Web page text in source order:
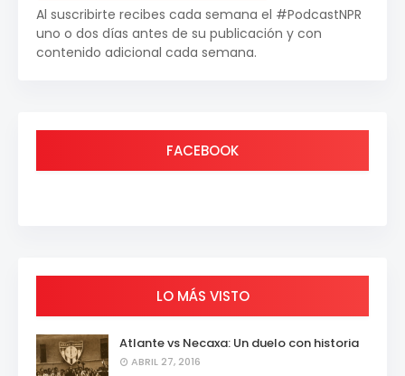
Al suscribirte recibes cada semana el #PodcastNPR
uno o dos días antes de su publicación y con
contenido adicional cada semana.
FACEBOOK
LO MÁS VISTO
Atlante vs Necaxa: Un duelo con historia
ABRIL 27, 2016